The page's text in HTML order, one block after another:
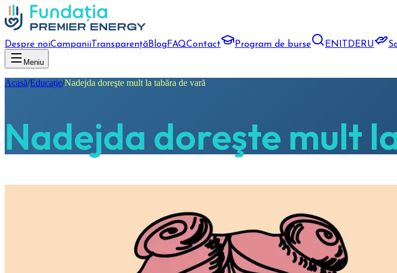
Despre noiCampanii TransparențăBlogFAQContact Program de burse EN DERU
Meniu
Acasă/Educație/Nadejda doreşte mult la tabăra de vară
Nadejda doreşte mult